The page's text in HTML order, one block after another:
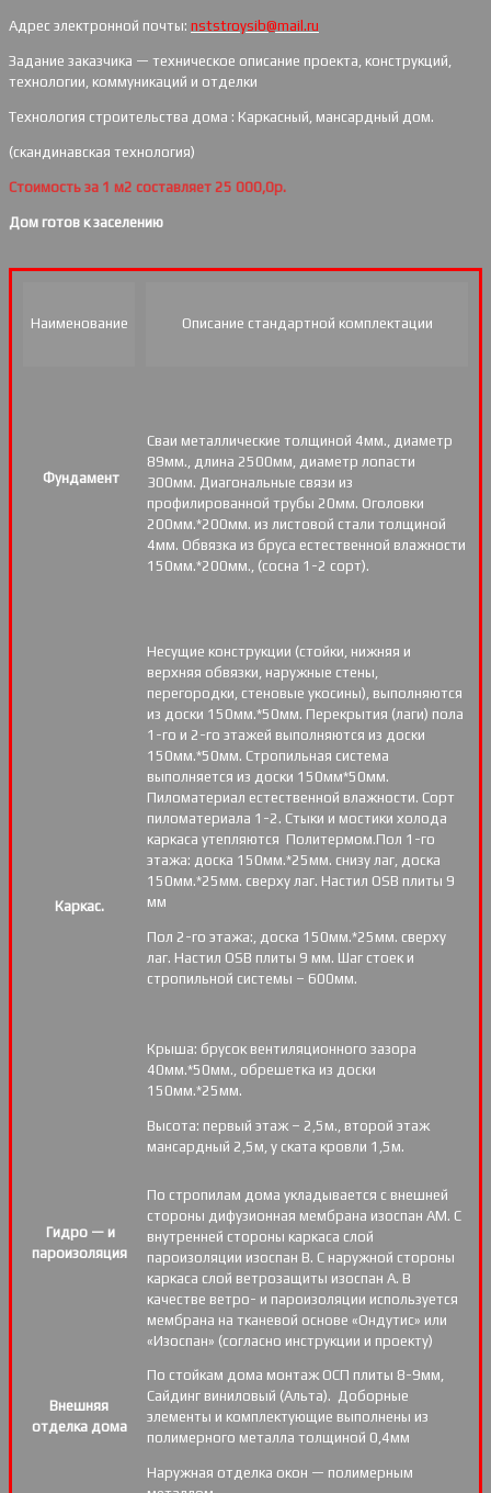
Адрес электронной почты: nststroysib@mail.ru
Задание заказчика — техническое описание проекта, конструкций,
технологии, коммуникаций и отделки
Технология строительства дома : Каркасный, мансардный дом.
(скандинавская технология)
Стоимость за 1 м2 составляет 25 000,0р.
Дом готов к заселению
Наименование Описание стандартной комплектации
Фундамент
Сваи металлические толщиной 4мм., диаметр
89мм., длина 2500мм, диаметр лопасти
300мм. Диагональные связи из
профилированной трубы 20мм. Оголовки
200мм.*200мм. из листовой стали толщиной
4мм. Обвязка из бруса естественной влажности
150мм.*200мм., (сосна 1-2 сорт).
Каркас.
Несущие конструкции (стойки, нижняя и
верхняя обвязки, наружные стены,
перегородки, стеновые укосины), выполняются
из доски 150мм.*50мм. Перекрытия (лаги) пола
1-го и 2-го этажей выполняются из доски
150мм.*50мм. Стропильная система
выполняется из доски 150мм*50мм.
Пиломатериал естественной влажности. Сорт
пиломатериала 1-2. Стыки и мостики холода
каркаса утепляются Политермом.Пол 1-го
этажа: доска 150мм.*25мм. снизу лаг, доска
150мм.*25мм. сверху лаг. Настил OSB плиты 9
мм
Пол 2-го этажа:, доска 150мм.*25мм. сверху
лаг. Настил OSB плиты 9 мм. Шаг стоек и
стропильной системы – 600мм.
Крыша: брусок вентиляционного зазора
40мм.*50мм., обрешетка из доски
150мм.*25мм.
Высота: первый этаж – 2,5м., второй этаж
мансардный 2,5м, у ската кровли 1,5м.
Гидро — и
пароизоляция
По стропилам дома укладывается с внешней
стороны дифузионная мембрана изоспан АМ. С
внутренней стороны каркаса слой
пароизоляции изоспан В. С наружной стороны
каркаса слой ветрозащиты изоспан А. В
качестве ветро- и пароизоляции используется
мембрана на тканевой основе «Ондутис» или
«Изоспан» (согласно инструкции и проекту)
Внешняя
отделка дома
По стойкам дома монтаж ОСП плиты 8-9мм,
Сайдинг виниловый (Альта). Доборные
элементы и комплектующие выполнены из
полимерного металла толщиной 0,4мм
Наружная отделка окон — полимерным